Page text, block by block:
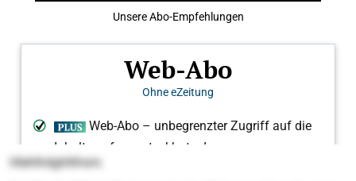
Hlehlhdghllihsm.